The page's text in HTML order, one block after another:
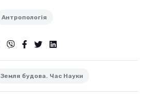
Антропологія
Земля будова. Час Науки